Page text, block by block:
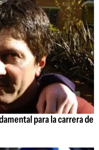
para la carrera de